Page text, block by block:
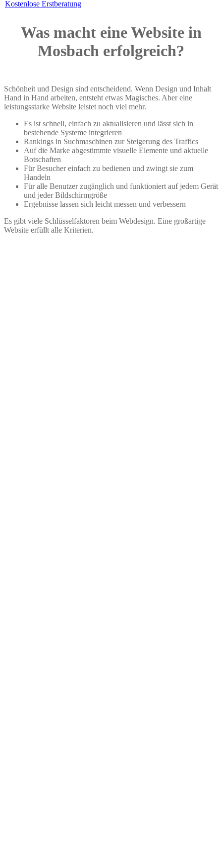
Kostenlose Erstberatung
Was macht eine Website in
Mosbach erfolgreich?
Schönheit und Design sind entscheidend. Wenn Design und Inhalt
Hand in Hand arbeiten, entsteht etwas Magisches. Aber eine
leistungsstarke Website leistet noch viel mehr.
Es ist schnell, einfach zu aktualisieren und lässt sich in
bestehende Systeme integrieren
Rankings in Suchmaschinen zur Steigerung des Traffics
Auf die Marke abgestimmte visuelle Elemente und aktuelle
Botschaften
Für Besucher einfach zu bedienen und zwingt sie zum
Handeln
Für alle Benutzer zugänglich und funktioniert auf jedem Gerät
und jeder Bildschirmgröße
Ergebnisse lassen sich leicht messen und verbessern
Es gibt viele Schlüsselfaktoren beim Webdesign. Eine großartige
Website erfüllt alle Kriterien.